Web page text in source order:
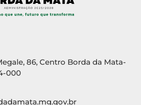
86, Centro Borda da Mata-
000